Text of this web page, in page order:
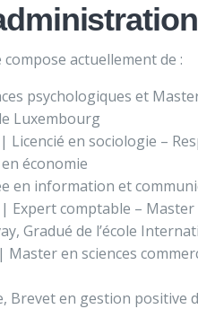
actuellement de :
psychologiques et
Luxembourg
en sociologie –
économie
en information et
Expert comptable –
Gradué de l’école
en sciences
Brevet en gestion positive